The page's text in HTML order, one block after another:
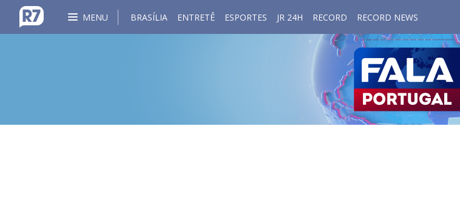
MENU BRASÍLIA ENTRETÊ ESPORTES JR 24H RECORD RECORD NEWS